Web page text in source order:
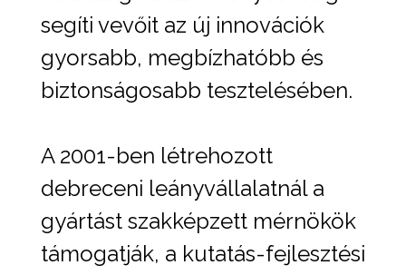
segíti vevőit az új innovációk
gyorsabb, megbízhatóbb és
biztonságosabb tesztelésében.
A 2001-ben létrehozott
debreceni leányvállalatnál a
gyártást szakképzett mérnökök
támogatják, a kutatás-fejlesztési